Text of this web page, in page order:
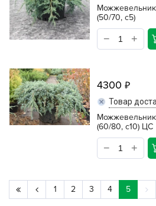
(50/70, c5)
4300
Товар
(60/80, c10) ЦС
1 2 3 4 5